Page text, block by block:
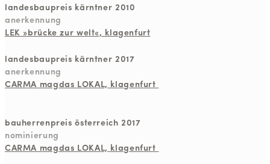
landesbaupreis kärntner 2010
anerkennung
LEK »brücke zur welt«, klagenfurt
landesbaupreis kärntner 2017
anerkennung
CARMA magdas LOKAL, klagenfurt
bauherrenpreis österreich 2017
nominierung
CARMA magdas LOKAL, klagenfurt